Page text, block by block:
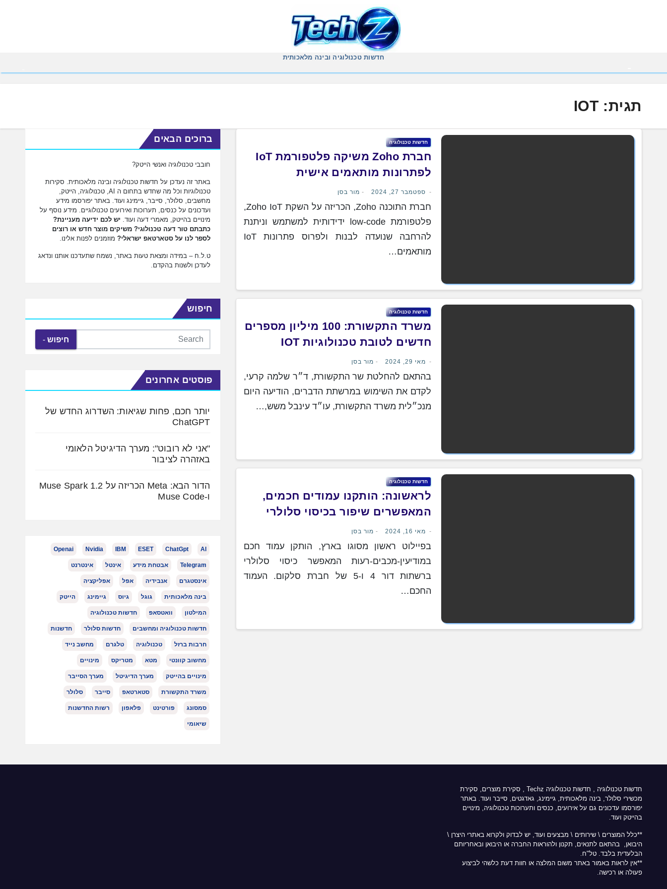
חדשות טכנולוגיה ובינה מלאכותית
תגית: IOT
חדשות טכנולוגיה
חברת Zoho משיקה פלטפורמת IoT
לפתרונות מותאמים אישית
ספטמבר 27, 2024 מור בסן
חברת התוכנה Zoho, הכריזה על השקת Zoho IoT,
פלטפורמת low-code ידידותית למשתמש וניתנת
להרחבה שנועדה לבנות ולפרוס פתרונות IoT
מותאמים…
חדשות טכנולוגיה
משרד התקשורת: 100 מיליון מספרים
חדשים לטובת טכנולוגיות IOT
מאי 29, 2024 מור בסן
בהתאם להחלטת שר התקשורת, ד״ר שלמה קרעי,
לקדם את השימוש במרשתת הדברים, הודיעה היום
מנכ״לית משרד התקשורת, עו״ד עינבל משש,…
חדשות טכנולוגיה
לראשונה: הותקנו עמודים חכמים,
המאפשרים שיפור בכיסוי סלולרי
לצד חיבור לסנסורי IOT
מאי 16, 2024 מור בסן
בפיילוט ראשון מסוגו בארץ, הותקן עמוד חכם
במודיעין-מכבים-רעות המאפשר כיסוי סלולרי
ברשתות דור 4 ו-5 של חברת סלקום. העמוד
החכם…
ברוכים הבאים
חובבי טכנולוגיה ואנשי הייטק?
באתר זה נעדכן על חדשות טכנולוגיה ובינה מלאכותית. סקירות
טכנולוגיות וכל מה שחדש בתחום ה AI, טכנולוגיה, הייטק,
מחשבים, סלולר, סייבר, גיימינג ועוד. באתר יפורסמו מידע
ועדכונים על כנסים, תערוכות ואירועים טכנולוגיים. מידע נוסף על
מינויים בהייטק, מאמרי דעה ועוד. יש לכם ידיעה מעניינת?
כתבתם טור דעה טכנולוגי? משיקים מוצר חדש או רוצים
לספר לנו על סטארטאפ ישראלי? מוזמנים לפנות אלינו.
ט.ל.ח – במידה ומצאת טעות באתר, נשמח שתעדכנו אותנו ונדאג
לעדכן ולשנות בהקדם.
חיפוש
חיפוש
פוסטים אחרונים
יותר חכם, פחות שגיאות: השדרוג החדש של
ChatGPT
"אני לא רובוט": מערך הדיגיטל הלאומי
באזהרה לציבור
הדור הבא: Meta הכריזה על Muse Spark 1.2
ו-Muse Code
AI
ChatGpt
ESET
IBM
Nvidia
Openai
Telegram אבטחת מידע אינטל אינטרנט
אינסטגרם אנבידיה אפל אפליקציה
בינה מלאכותית גוגל גיוס גיימינג הייטק
המילטון וואטסאפ חדשות טכנולוגיה
חדשות טכנולוגיה ומחשבים חדשות סלולר חדשנות
חרבות ברזל טכנולוגיה טלגרם מחשב נייד
מחשוב קוונטי מטא מטריקס מינויים
מינויים בהייטק מערך הדיגיטל מערך הסייבר
משרד התקשורת סטארטאפ סייבר סלולר
סמסונג פורטינט פלאפון רשות החדשנות
שיאומי
חדשות טכנולוגיה , חדשות טכנולוגיה Techz
, סקירת מוצרים, סקירת
מכשירי סלולר, בינה מלאכותית, גיימינג, גאדגטים, סייבר ועוד. באתר
יפורסמו עדכונים גם על אירועים, כנסים ותערוכות טכנולוגיה, מינויים
בהייטק ועוד.
**כלל המוצרים \ שירותים \ מבצעים ועוד, יש לבדוק ולקרוא באתרי היצרן \
היבואן, בהתאם לתנאים, תקנון ולהוראות החברה או היבואן ובאחריותם
הבלעדית בלבד. טל"ח.
**אין לראות באמור באתר משום המלצה או חוות דעת כלשהי לביצוע
פעולה או רכישה.